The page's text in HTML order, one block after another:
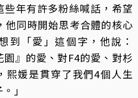
些年有許多粉絲喊話，希望
他同時開始思考合體的核心
到「愛」這個字，他說：
園』的愛、對F4的愛、對杉
熙媛是貫穿了我們4個人生
」